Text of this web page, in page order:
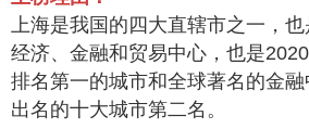
上海是我国的四大直辖市之一，
经济、金融和贸易中心，也是
排名第一的城市和全球著名的金
出名的十大城市第二名。